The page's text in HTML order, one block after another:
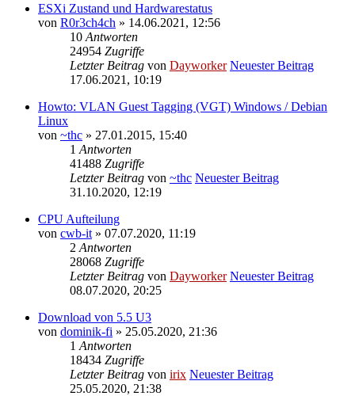
ESXi Zustand und Hardwarestatus
von R0r3ch4ch » 14.06.2021, 12:56
10 Antworten
24954 Zugriffe
Letzter Beitrag von Dayworker Neuester Beitrag
17.06.2021, 10:19
Howto: VLAN Guest Tagging (VGT) Windows / Debian
Linux
von ~thc » 27.01.2015, 15:40
1 Antworten
41488 Zugriffe
Letzter Beitrag von ~thc Neuester Beitrag
31.10.2020, 12:19
CPU Aufteilung
von cwb-it » 07.07.2020, 11:19
2 Antworten
28068 Zugriffe
Letzter Beitrag von Dayworker Neuester Beitrag
08.07.2020, 20:25
Download von 5.5 U3
von dominik-fi » 25.05.2020, 21:36
1 Antworten
18434 Zugriffe
Letzter Beitrag von irix Neuester Beitrag
25.05.2020, 21:38